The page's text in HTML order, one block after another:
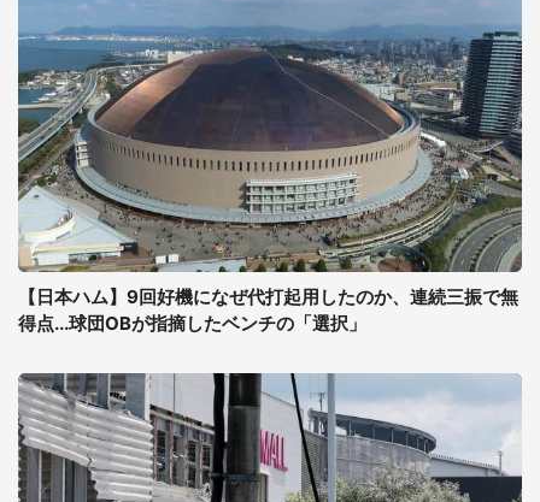
【日本ハム】9回好機になぜ代打起用したのか、連続三振で無
得点...球団OBが指摘したベンチの「選択」